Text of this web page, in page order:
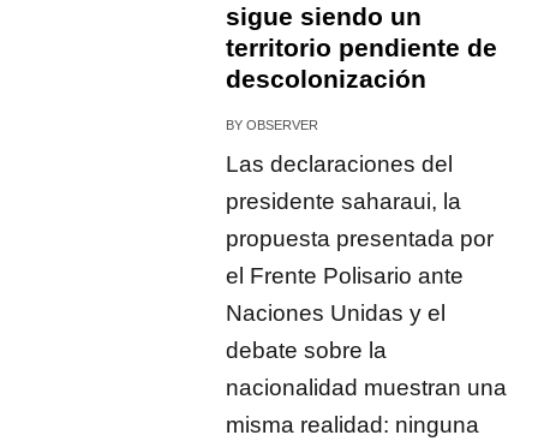
sigue siendo un
territorio pendiente de
descolonización
BYOBSERVER
Las declaraciones del
presidente saharaui, la
propuesta presentada por
el Frente Polisario ante
Naciones Unidas y el
debate sobre la
nacionalidad muestran una
misma realidad: ninguna